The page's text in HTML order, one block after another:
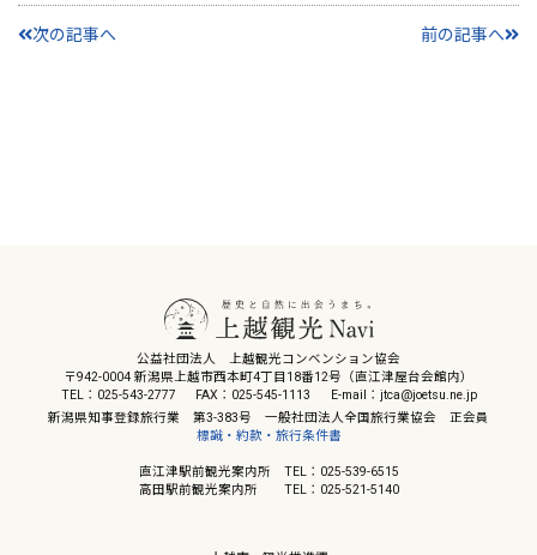
次の記事へ 前の記事へ
公益社団法人 上越観光コンベンション協会
〒942-0004 新潟県上越市西本町4丁目18番12号（直江津屋台会館内）
TEL：025-543-2777
FAX：025-545-1113
E-mail：jtca@joetsu.ne.jp
新潟県知事登録旅行業 第3-383号 一般社団法人全国旅行業協会 正会員
標識・約款・旅行条件書
直江津駅前観光案内所 TEL：025-539-6515
高田駅前観光案内所 TEL：025-521-5140